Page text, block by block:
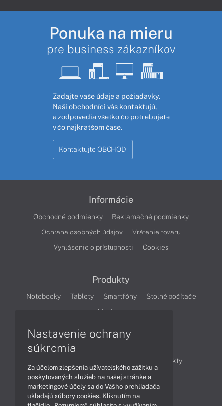
Ponuka na mieru
pre business zákazníkov
Zadajte vaše údaje a požiadavky.
Naši obchodníci vás kontaktujú,
a zodpovedia všetko čo potrebujete
v čo najkratšom čase.
Kontaktujte OBCHOD
Informácie
Obchodné podmienky
Reklamačné podmienky
Ochrana osobných údajov
Vrátenie tovaru
Vyhlásenie o prístupnosti
Cookies
Produkty
Notebooky Tablety Smartfóny
Stolné počítače
Monitory
Produkty
Technológie
Videá
Nastavenie ochrany
súkromia
Za účelom zlepšenia užívateľského zážitku a
poskytovaných služieb na našej stránke a
marketingové účely sa do Vášho prehliadača
ukladajú súbory cookies. Kliknutím na